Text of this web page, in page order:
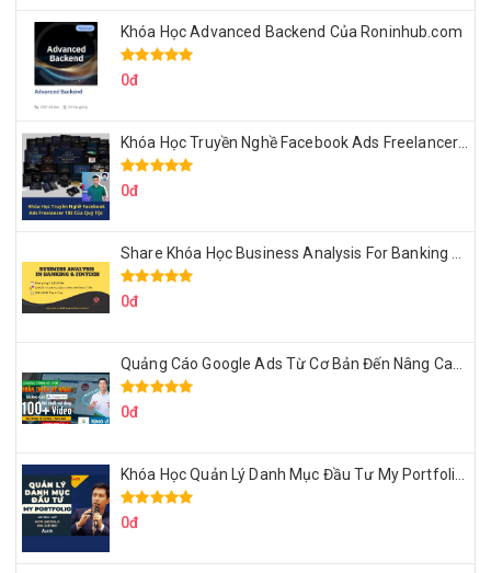
Khóa Học Advanced Backend Của Roninhub.com
0đ
Khóa Học Truyền Nghề Facebook Ads Freelancer 102 Của Quý Tộc
0đ
Share Khóa Học Business Analysis For Banking & Fintech Của Hai Lúa
0đ
Quảng Cáo Google Ads Từ Cơ Bản Đến Nâng Cao Cùng Tungleads
0đ
Khóa Học Quản Lý Danh Mục Đầu Tư My Portfolio Của Afa
0đ